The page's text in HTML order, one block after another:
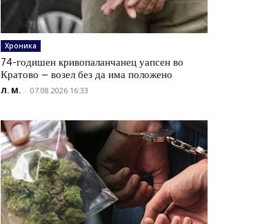
Хроника
74-годишен кривопаланчанец уапсен во
Кратово – возел без да има положено
Л. М. - 07.08.2026 16:33